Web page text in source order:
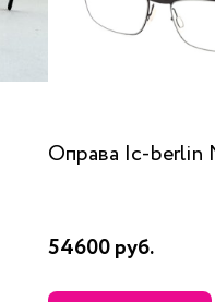
Оправа Ic-berlin
54600 руб.